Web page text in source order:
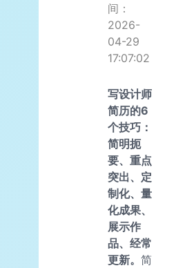
间：
2026-
04-29
17:07:02
写设计师
简历的6
个技巧：
简明扼
要、重点
突出、定
制化、量
化成果、
展示作
品、经常
更新。 简